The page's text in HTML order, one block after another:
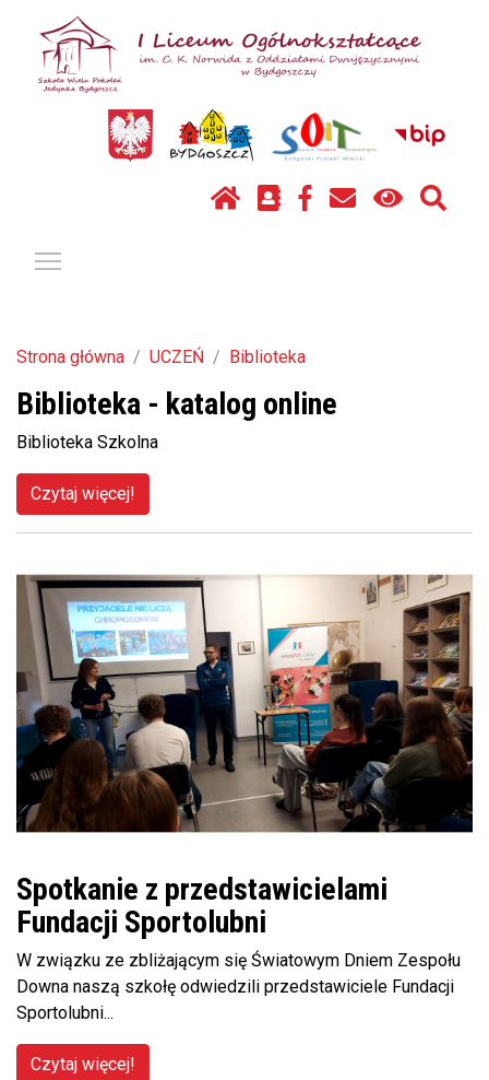
Strona główna UCZEŃ Biblioteka
Biblioteka - katalog online
Biblioteka Szkolna
Czytaj więcej!
Spotkanie z przedstawicielami
Fundacji Sportolubni
W związku ze zbliżającym się Światowym Dniem Zespołu
Downa naszą szkołę odwiedzili przedstawiciele Fundacji
Sportolubni...
Czytaj więcej!